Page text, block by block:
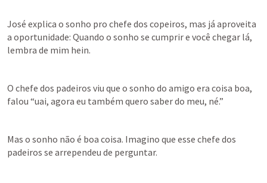
José explica o sonho pro chefe dos copeiros, mas já aproveita
a oportunidade: Quando o sonho se cumprir e você chegar lá,
lembra de mim hein.
O chefe dos padeiros viu que o sonho do amigo era coisa boa,
falou “uai, agora eu também quero saber do meu, né.”
Mas o sonho não é boa coisa. Imagino que esse chefe dos
padeiros se arrependeu de perguntar.